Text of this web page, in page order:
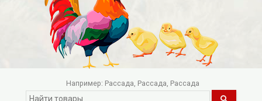
Например: Рассада Рассада Рассада